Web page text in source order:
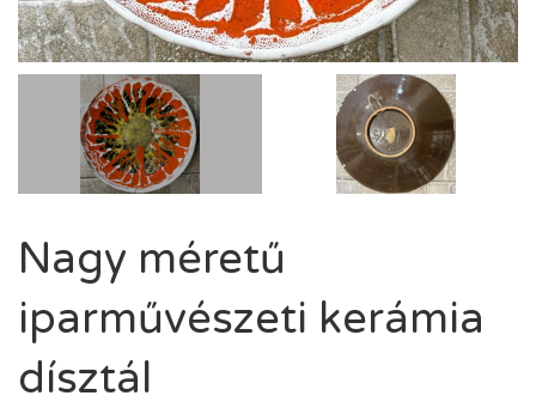
Nagy méretű
iparművészeti kerámia
dísztál